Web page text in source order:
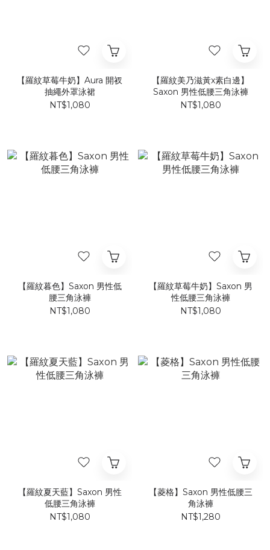
【羅紋草莓牛奶】Aura 開衩
抽繩外罩泳裙
NT$1,080
【羅紋美乃滋黃x素白邊】
Saxon 男性低腰三角泳褲
NT$1,080
【羅紋暮色】Saxon 男性低
腰三角泳褲
NT$1,080
【羅紋草莓牛奶】Saxon 男
性低腰三角泳褲
NT$1,080
【羅紋夏天藍】Saxon 男性
低腰三角泳褲
NT$1,080
【菱格】Saxon 男性低腰三
角泳褲
NT$1,280